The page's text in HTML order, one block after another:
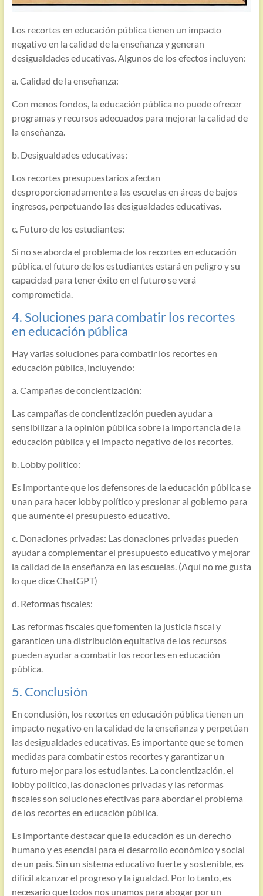
Los recortes en educación pública tienen un impacto
negativo en la calidad de la enseñanza y generan
desigualdades educativas. Algunos de los efectos incluyen:
a. Calidad de la enseñanza:
Con menos fondos, la educación pública no puede ofrecer
programas y recursos adecuados para mejorar la calidad de
la enseñanza.
b. Desigualdades educativas:
Los recortes presupuestarios afectan
desproporcionadamente a las escuelas en áreas de bajos
ingresos, perpetuando las desigualdades educativas.
c. Futuro de los estudiantes:
Si no se aborda el problema de los recortes en educación
pública, el futuro de los estudiantes estará en peligro y su
capacidad para tener éxito en el futuro se verá
comprometida.
4. Soluciones para combatir los recortes
en educación pública
Hay varias soluciones para combatir los recortes en
educación pública, incluyendo:
a. Campañas de concientización:
Las campañas de concientización pueden ayudar a
sensibilizar a la opinión pública sobre la importancia de la
educación pública y el impacto negativo de los recortes.
b. Lobby político:
Es importante que los defensores de la educación pública se
unan para hacer lobby político y presionar al gobierno para
que aumente el presupuesto educativo.
c. Donaciones privadas: Las donaciones privadas pueden
ayudar a complementar el presupuesto educativo y mejorar
la calidad de la enseñanza en las escuelas. (Aquí no me gusta
lo que dice ChatGPT)
d. Reformas fiscales:
Las reformas fiscales que fomenten la justicia fiscal y
garanticen una distribución equitativa de los recursos
pueden ayudar a combatir los recortes en educación
pública.
5. Conclusión
En conclusión, los recortes en educación pública tienen un
impacto negativo en la calidad de la enseñanza y perpetúan
las desigualdades educativas. Es importante que se tomen
medidas para combatir estos recortes y garantizar un
futuro mejor para los estudiantes. La concientización, el
lobby político, las donaciones privadas y las reformas
fiscales son soluciones efectivas para abordar el problema
de los recortes en educación pública.
Es importante destacar que la educación es un derecho
humano y es esencial para el desarrollo económico y social
de un país. Sin un sistema educativo fuerte y sostenible, es
difícil alcanzar el progreso y la igualdad. Por lo tanto, es
necesario que todos nos unamos para abogar por un